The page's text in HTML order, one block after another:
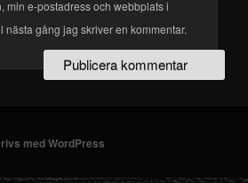
min e-postadress och webbplats i
gång jag skriver en kommentar.
med WordPress